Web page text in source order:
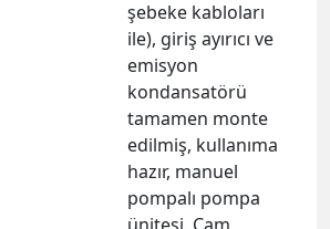
şebeke kabloları
ile), giriş ayırıcı ve
emisyon
kondansatörü
tamamen monte
edilmiş, kullanıma
hazır, manuel
pompalı pompa